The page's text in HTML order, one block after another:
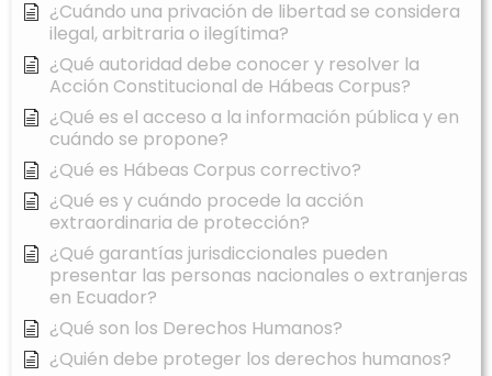
¿Cuándo una privación de libertad se considera
ilegal, arbitraria o ilegítima?
¿Qué autoridad debe conocer y resolver la
Acción Constitucional de Hábeas Corpus?
¿Qué es el acceso a la información pública y en
cuándo se propone?
¿Qué es Hábeas Corpus correctivo?
¿Qué es y cuándo procede la acción
extraordinaria de protección?
¿Qué garantías jurisdiccionales pueden
presentar las personas nacionales o extranjeras
en Ecuador?
¿Qué son los Derechos Humanos?
¿Quién debe proteger los derechos humanos?